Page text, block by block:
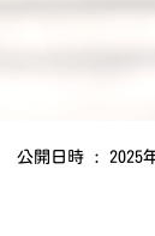
公開日時 : 2025